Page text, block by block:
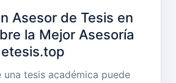
Asesor de Tesis en
la Mejor Asesoría
una tesis académica puede